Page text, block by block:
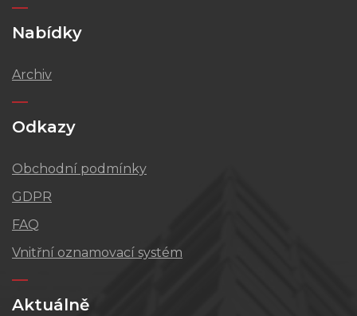
Nabídky
Archiv
Odkazy
Obchodní podmínky
GDPR
FAQ
Vnitřní oznamovací systém
Aktuálně